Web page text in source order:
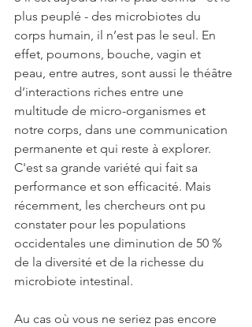
plus peuplé - des microbiotes du
corps humain, il n’est pas le seul. En
effet, poumons, bouche, vagin et
peau, entre autres, sont aussi le théâtre
d’interactions riches entre une
multitude de micro-organismes et
notre corps, dans une communication
permanente et qui reste à explorer.
C'est sa grande variété qui fait sa
performance et son efficacité. Mais
récemment, les chercheurs ont pu
constater pour les populations
occidentales une diminution de 50 %
de la diversité et de la richesse du
microbiote intestinal.
Au cas où vous ne seriez pas encore